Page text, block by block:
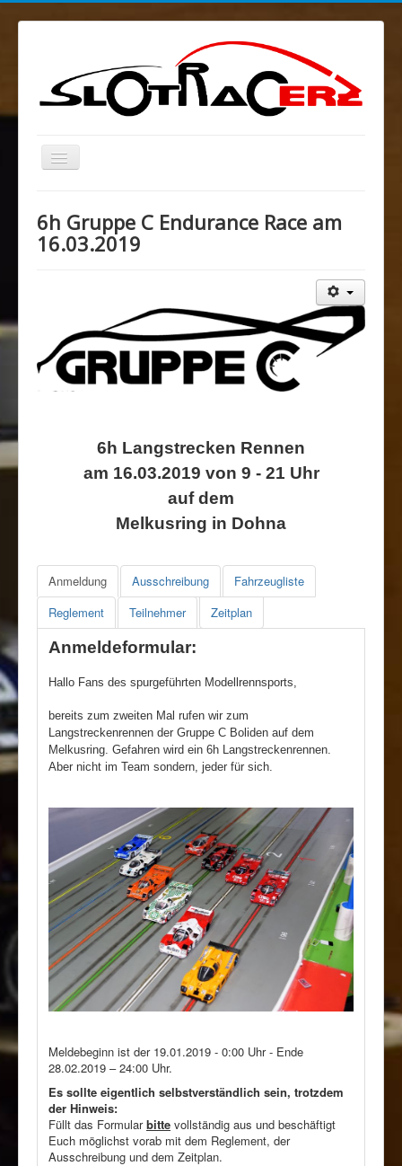
Navigation
an/aus
MELKUSRING
Sponsoren/Förderer
Spenden
Rechtliches
6h Gruppe C Endurance Race am
16.03.2019
6h Langstrecken Rennen
am 16.03.2019 von 9 - 21 Uhr
auf dem
Melkusring in Dohna
Anmeldung Ausschreibung
Fahrzeugliste
Reglement
Teilnehmer Zeitplan
Anmeldeformular:
Hallo Fans des spurgeführten Modellrennsports,
bereits zum zweiten Mal rufen wir zum
Langstreckenrennen der Gruppe C Boliden auf dem
Melkusring. Gefahren wird ein 6h Langstreckenrennen.
Aber nicht im Team sondern, jeder für sich.
Meldebeginn ist der 19.01.2019 - 0:00 Uhr - Ende
28.02.2019 – 24:00 Uhr.
Es sollte eigentlich selbstverständlich sein, trotzdem
der Hinweis:
Füllt das Formularbitte vollständig aus und beschäftigt
Euch möglichst vorab mit dem Reglement, der
Ausschreibung und dem Zeitplan.